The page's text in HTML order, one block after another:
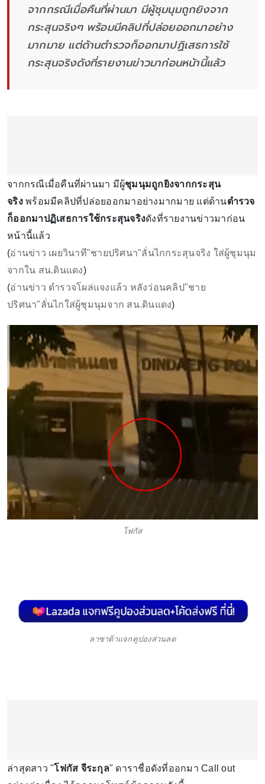
จากกรณีเมื่อคืนที่ผ่านมา มีผู้ชุมนุมถูกยิงจาก
กระสุนจริงๆ พร้อมมีคลิปที่ปล่อยออกมาอย่าง
มากมาย แต่ด้านตำรวจก็ออกมาปฏิเสธการใช้
กระสุนจริงดังที่รายงานข่าวมาก่อนหน้านี้แล้ว
จากกรณีเมื่อคืนที่ผ่านมา มีผู้ชุมนุมถูกยิงจากกระสุน
จริงพร้อมมีคลิปที่ปล่อยออกมาอย่างมากมาย แต่ด้านตำรวจ
ก็ออกมาปฏิเสธการใช้กระสุนจริงดังที่รายงานข่าวมาก่อน
หน้านี้แล้ว
(อ่านข่าว เผยวินาที"ชายปริศนา"ลั่นไกกระสุนจริง ใส่ผู้ชุมนุม
จากใน สน.ดินแดง)
(อ่านข่าว ตำรวจโผล่แจงแล้ว หลังว่อนคลิป"ชาย
ปริศนา"ลั่นไกใส่ผู้ชุมนุมจาก สน.ดินแดง)
โฟกัส
ลาซาด้าแจกคูปองส่วนลด
ล่าสุดสาว "โฟกัส จีระกุล" ดาราชื่อดังที่ออกมา Call out